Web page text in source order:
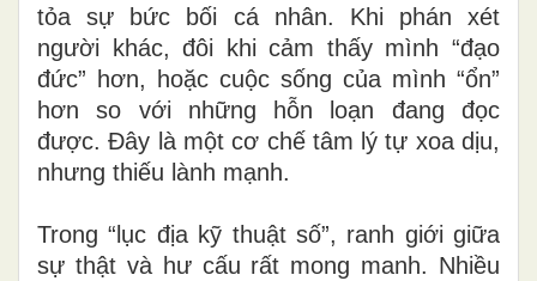
tỏa sự bức bối cá nhân. Khi phán xét
người khác, đôi khi cảm thấy mình “đạo
đức” hơn, hoặc cuộc sống của mình “ổn”
hơn so với những hỗn loạn đang đọc
được. Đây là một cơ chế tâm lý tự xoa dịu,
nhưng thiếu lành mạnh.
Trong “lục địa kỹ thuật số”, ranh giới giữa
sự thật và hư cấu rất mong manh. Nhiều